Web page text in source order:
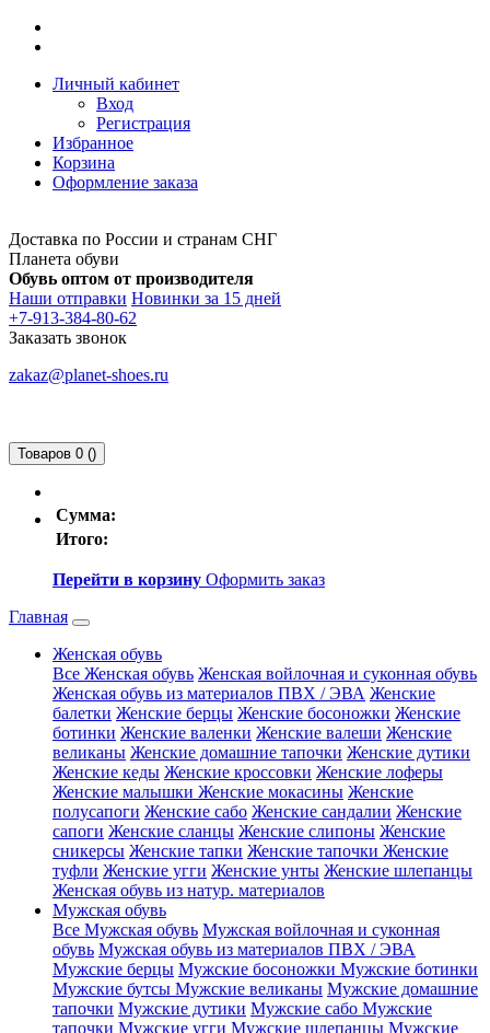
Личный кабинет
Вход
Регистрация
Избранное
Корзина
Оформление заказа
Доставка по России и странам СНГ
Планета обуви
Обувь оптом от производителя
Наши отправки Новинки за 15 дней
+7-913-384-80-62
Заказать звонок
zakaz@planet-shoes.ru
Товаров 0 ()
Сумма:
Итого:
Перейти в корзину Оформить заказ
Главная
Женская обувь
Все Женская обувь Женская войлочная и суконная обувь
Женская обувь из материалов ПВХ / ЭВА Женские
балетки Женские берцы Женские босоножки Женские
ботинки Женские валенки Женские валеши Женские
великаны Женские домашние тапочки Женские дутики
Женские кеды Женские кроссовки Женские лоферы
Женские малышки Женские мокасины Женские
полусапоги Женские сабо Женские сандалии Женские
сапоги Женские сланцы Женские слипоны Женские
сникерсы Женские тапки Женские тапочки Женские
туфли Женские угги Женские унты Женские шлепанцы
Женская обувь из натур. материалов
Мужская обувь
Все Мужская обувь Мужская войлочная и суконная
обувь Мужская обувь из материалов ПВХ / ЭВА
Мужские берцы Мужские босоножки Мужские ботинки
Мужские бутсы Мужские великаны Мужские домашние
тапочки Мужские дутики Мужские сабо Мужские
тапочки Мужские угги Мужские шлепанцы Мужские